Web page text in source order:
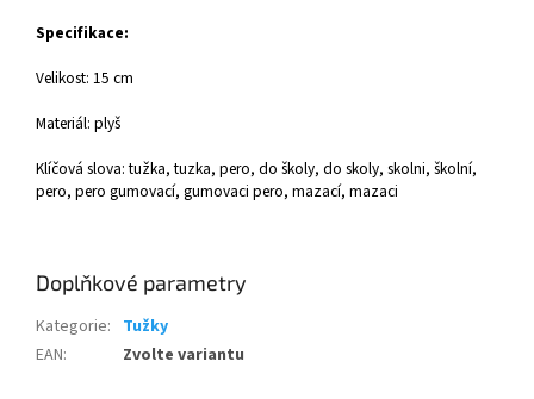
Specifikace:
Velikost: 15 cm
Materiál: plyš
Klíčová slova: tužka, tuzka, pero, do školy, do skoly, skolni, školní,
pero, pero gumovací, gumovaci pero, mazací, mazaci
Doplňkové parametry
Kategorie: Tužky
EAN: Zvolte variantu